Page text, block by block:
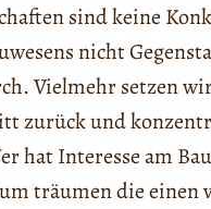
sind keine
nicht
Vielmehr setzen
zurück und
hat Interesse am
träumen die einen